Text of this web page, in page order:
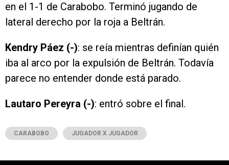
en el 1-1 de Carabobo. Terminó jugando de
lateral derecho por la roja a Beltrán.
Kendry Páez (-): se reía mientras definían quién
iba al arco por la expulsión de Beltrán. Todavía
parece no entender donde está parado.
Lautaro Pereyra (-): entró sobre el final.
CARABOBO JUGADOR X JUGADOR